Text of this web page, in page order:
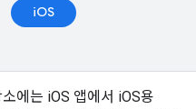
iOS
에는 iOS 앱에서 iOS용